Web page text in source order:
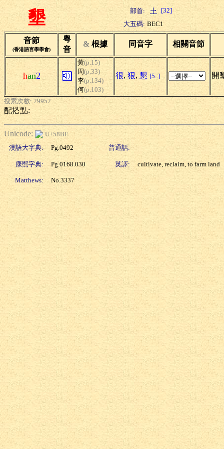
墾 部首:
[32]
大五碼: BEC1
音節
(香港語言學學會)
粵
音
& 根據 同音字 相關音節
han2
黃(p.15)
周(p.33)
李(p.134)
何(p.103)
很, 狠, 懇 [5..] 開
搜索次數: 29952
配搭點:
Unicode:
U+58BE
漢語大字典:
Pg.0492 普通話:
康熙字典: Pg.0168.030 英譯: cultivate, reclaim, to farm land
Matthews: No.3337